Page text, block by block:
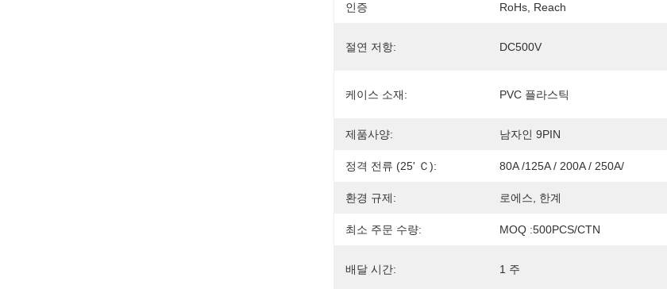
인증 RoHs, Reach
절연 저항: DC500V
케이스 소재: PVC 플라스틱
제품사양: 남자인 9PIN
정격 전류 (25' Ｃ): 80A /125A / 200A / 250A/
환경 규제: 로에스, 한계
최소 주문 수량: MOQ :500PCS/CTN
배달 시간: 1 주